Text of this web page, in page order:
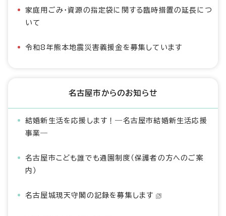
家庭用ごみ・資源の指定袋に関する臨時措置の延長につ
いて
令和8年熊本地震災害義援金を募集しています
名古屋市からのお知らせ
結婚新生活を応援します！―名古屋市結婚新生活応援
事業―
名古屋市こども誰でも通園制度（保護者の方へのご案
内）
名古屋城現天守閣の記録を募集します